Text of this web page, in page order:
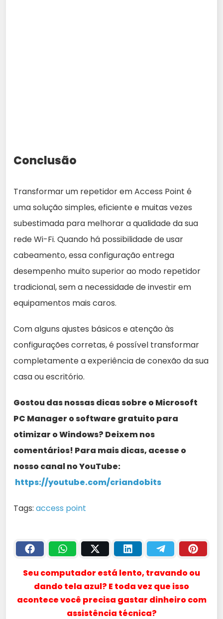
Conclusão
Transformar um repetidor em Access Point é
uma solução simples, eficiente e muitas vezes
subestimada para melhorar a qualidade da sua
rede Wi-Fi. Quando há possibilidade de usar
cabeamento, essa configuração entrega
desempenho muito superior ao modo repetidor
tradicional, sem a necessidade de investir em
equipamentos mais caros.
Com alguns ajustes básicos e atenção às
configurações corretas, é possível transformar
completamente a experiência de conexão da sua
casa ou escritório.
Gostou das nossas dicas sobre o Microsoft
PC Manager o software gratuito para
otimizar o Windows? Deixem nos
comentários! Para mais dicas, acesse o
nosso canal no YouTube:
https://youtube.com/criandobits
Tags: access point
Seu computador está lento, travando ou
dando tela azul? E toda vez que isso
acontece você precisa gastar dinheiro com
assistência técnica?